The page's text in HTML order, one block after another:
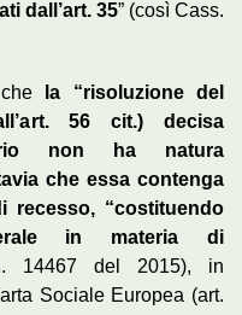
dall’art. 35” (così Cass.
la “risoluzione del
56 cit.) decisa
non ha natura
che essa contenga
recesso, “costituendo
in materia di
14467 del 2015), in
Sociale Europea (art.